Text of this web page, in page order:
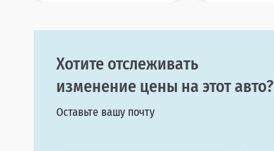
Хотите отслеживать
изменение цены на этот авто?
Оставьте вашу почту